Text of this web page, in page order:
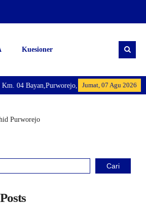
Kuesioner
Jumat, 07 Agu 2026
Jawa Tengah. Madrasah Aliyah
Purworejo
Cari